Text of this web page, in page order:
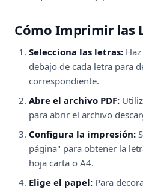
Cómo Imprimir las
Selecciona las letras:
debajo de cada letra para
correspondiente.
Abre el archivo PDF:
para abrir el archivo
Configura la impresión:
página" para obtener la
hoja carta o A4.
Elige el papel: Para